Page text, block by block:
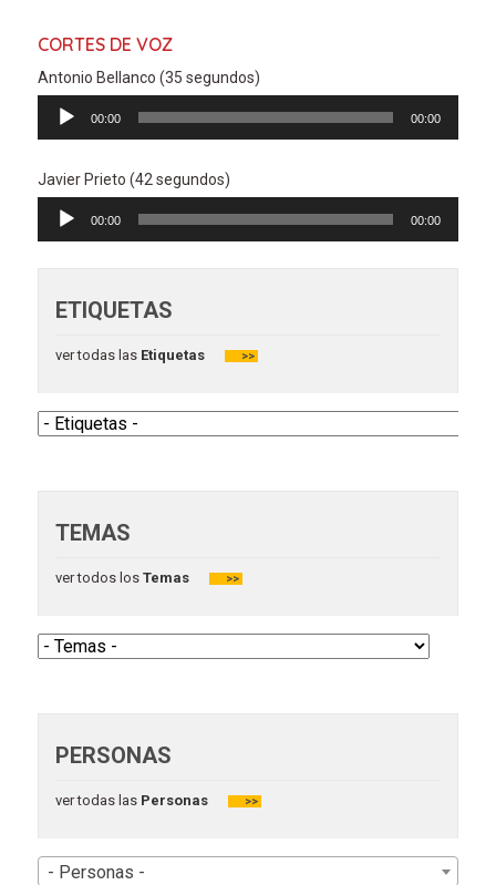
CORTES DE VOZ
Antonio Bellanco (35 segundos)
Reproductor
00:00 00:00
Javier Prieto (42 segundos)
Reproductor
00:00 00:00
ETIQUETAS
ver todas las Etiquetas >>
TEMAS
ver todos losTemas >>
PERSONAS
ver todas lasPersonas >>
- Personas -